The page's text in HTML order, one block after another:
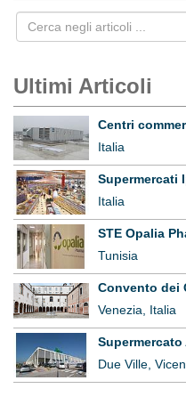
Ultimi Articoli
Centri
Italia
Supermercati
Italia
STE Opalia
Tunisia
Convento dei
Venezia, Italia
Due Ville,